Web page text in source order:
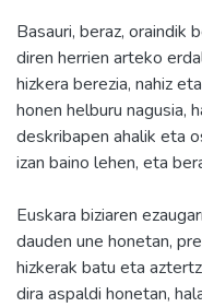
Basauri, beraz, oraindik
diren herrien arteko
hizkera berezia, nahiz
honen helburu nagusia,
deskribapen ahalik eta
izan baino lehen, eta
Euskara biziaren
dauden une honetan,
hizkerak batu eta
dira aspaldi honetan,